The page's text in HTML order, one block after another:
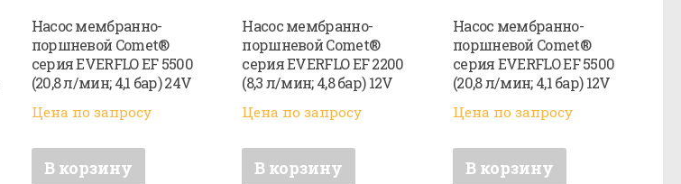
Насос мембранно-
поршневой Comet®
серия EVERFLO EF 5500
(20,8 л/мин; 4,1 бар) 24V
Цена по запросу
В корзину
Насос мембранно-
поршневой Comet®
серия EVERFLO EF 2200
(8,3 л/мин; 4,8 бар) 12V
Цена по запросу
В корзину
Насос мембранно-
поршневой Comet®
серия EVERFLO EF 5500
(20,8 л/мин; 4,1 бар) 12V
Цена по запросу
В корзину